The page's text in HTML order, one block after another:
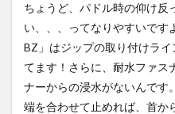
ちょうど、パドル時の仰け反
い、、、ってなりやすいです
BZ」はジップの取り付けラ
てます！さらに、耐水ファス
ナーからの浸水がないんです
端を合わせて止めれば、首か